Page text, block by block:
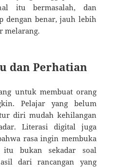
itu bermasalah, dan
dengan benar, jauh lebih
melarang.
dan Perhatian
untuk membuat orang
Pelajar yang belum
diri mudah kehilangan
Literasi digital juga
rasa ingin membuka
itu bukan sekadar soal
dari rancangan yang